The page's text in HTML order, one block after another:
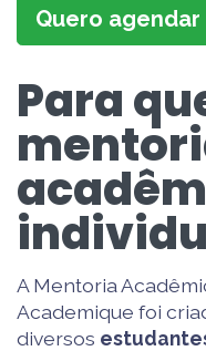
Quero
Para
A Mentoria
Academique foi
diversos